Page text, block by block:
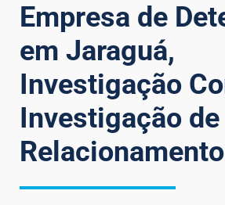
Empresa de
em Jaraguá,
Investigação
Investigação de